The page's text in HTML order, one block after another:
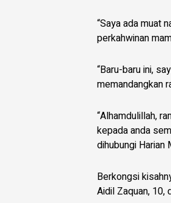
“Saya ada muat
perkahwinan
“Baru-baru ini,
memandangkan
“Alhamdulillah,
kepada anda
dihubungi Harian
Berkongsi
Aidil Zaquan, 10,